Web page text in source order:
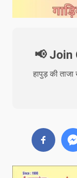
📢 Join
हापुड़ की